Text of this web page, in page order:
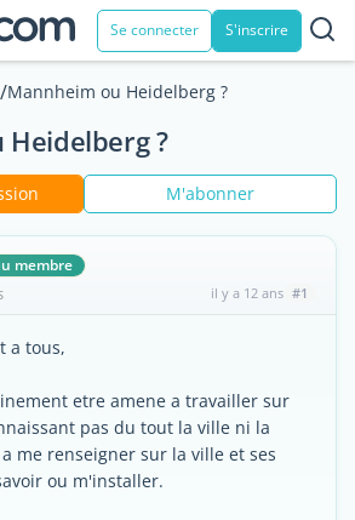
Se connecter S'inscrire
/Mannheim ou Heidelberg ?
?
M'abonner
membre
il y a 12 ans #1
a tous,
etre amene a travailler sur
pas du tout la ville ni la
me renseigner sur la ville et ses
ou m'installer.